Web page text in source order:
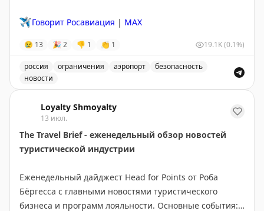
границы для путешественников, хотя внедрение
требует значительных инвестиций и времени.
2PAXfly| Traveling For Miles
✈️ Говорит Росавиация | MAX
😢 13 🎉 2 👎 1 👏 1 19.1K(0.1%)
россия ограничения аэропорт
безопасность
новости
Loyalty Shmoyalty
13 июл.
The Travel Brief - еженедельный обзор новостей
туристической индустрии
Еженедельный дайджест Head for Points от Роба
Бёргесса с главными новостями туристического
бизнеса и программ лояльности. Основные события: